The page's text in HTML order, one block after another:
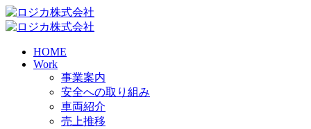
HOME
Work
事業案内
安全への取り組み
車両紹介
売上推移